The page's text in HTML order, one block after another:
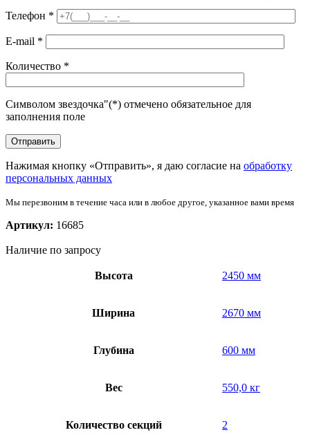
Телефон *
E-mail *
Количество *
Символом звездочка"(*) отмечено обязательное для
заполнения поле
Нажимая кнопку «Отправить», я даю согласие на обработку
персональных данных
Мы перезвоним в течение часа или в любое другое, указанное вами время
Артикул: 16685
Наличие по запросу
Высота 2450 мм
Ширина 2670 мм
Глубина 600 мм
Вес 550,0 кг
Количество секций 2